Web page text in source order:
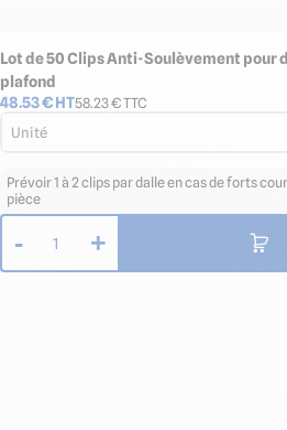
Lot de 50 Clips Anti-Soulèvement pour
plafond
48.53€ HT58.23€ TTC
Unité
Prévoir 1 à 2 clips par dalle en cas de forts
pièce
- 1 +